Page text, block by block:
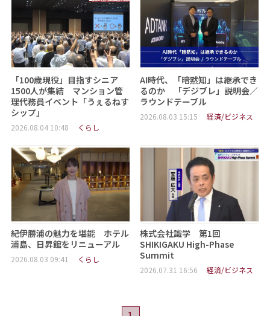
「100歳現役」目指すシニア
1500人が集結 マンション管
理代務員イベント「うぇるねす
シップ」
2026.08.04 10:48 くらし
AI時代、「暗黙知」は継承でき
るのか 「デジブレ」説明会／
ラウンドテーブル
2026.08.03 15:15 経済/ビジネス
紀伊勝浦の魅力を堪能 ホテル
浦島、日昇館をリニューアル
2026.08.03 09:41 くらし
株式会社識学 第1回
SHIKIGAKU High-Phase
Summit
2026.07.31 16:56 経済/ビジネス